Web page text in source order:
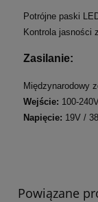
Potrójne paski
Kontrola jasności
Zasilanie:
Międzynarodowy
Wejście: 100-
Napięcie: 19V /
Powiązane